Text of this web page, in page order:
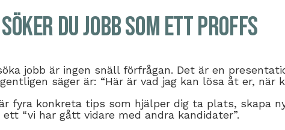
söker du jobb som ett proffs
jobb är ingen snäll förfrågan. Det är en
säger är: “Här är vad jag kan lösa åt er, när
fyra konkreta tips som hjälper dig ta plats, skapa
ett “vi har gått vidare med andra kandidater”.